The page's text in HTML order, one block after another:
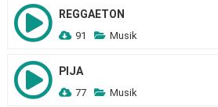
REGGAETON
91 Musik
PIJA
77 Musik